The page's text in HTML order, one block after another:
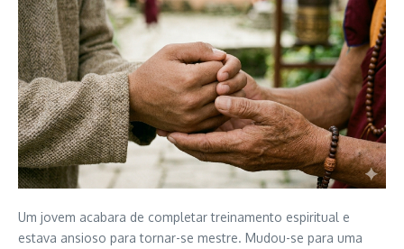
Um jovem acabara de completar treinamento espiritual e
estava ansioso para tornar-se mestre. Mudou-se para uma